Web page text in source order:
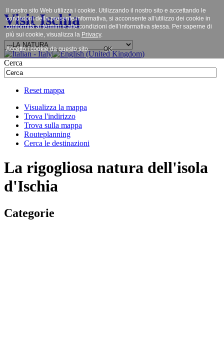
Visit Ischia
Cerca
Reset mappa
Visualizza la mappa
Trova l'indirizzo
Trova sulla mappa
Routeplanning
Cerca le destinazioni
La rigogliosa natura dell'isola
d'Ischia
Categorie
Il nostro sito Web utilizza i cookie. Utilizzando il nostro sito e accettando le
condizioni della presente informativa, si acconsente all'utilizzo dei cookie in
conformità ai termini e alle condizioni dell’informativa stessa. Per saperne di
più sui cookie, visualizza la Privacy.
Accetto i cookie da questo sito. OK